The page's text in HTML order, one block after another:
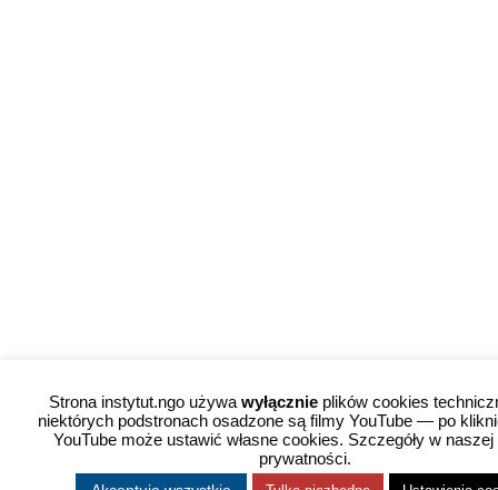
Strona instytut.ngo używawyłącznie plików cookies
niektórych podstronach osadzone są filmy YouTube — po
YouTube może ustawić własne cookies. Szczegóły w
prywatności.